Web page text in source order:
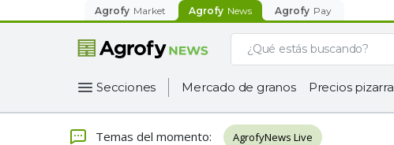
Agrofy Market Agrofy News Agrofy Pay
Secciones Mercado de granos Precios pizarra
Temas del momento: AgrofyNews Live